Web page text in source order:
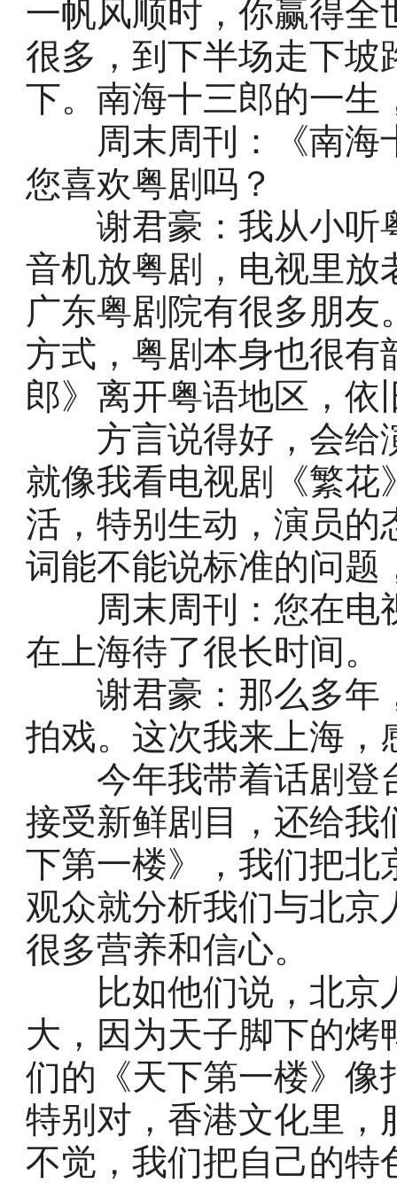
一帆风顺时，你赢得全
很多，到下半场走下坡
下。南海十三郎的一生
周末周刊：《南海
您喜欢粤剧吗？
谢君豪：我从小听
音机放粤剧，电视里放
广东粤剧院有很多朋
方式，粤剧本身也很有
郎》离开粤语地区，
方言说得好，会给
就像我看电视剧《繁花
活，特别生动，演员的
词能不能说标准的问题
周末周刊：您在电
在上海待了很长时间。
谢君豪：那么多年
拍戏。这次我来上海，
今年我带着话剧登
接受新鲜剧目，还给我
下第一楼》，我们把北
观众就分析我们与北
很多营养和信心。
比如他们说，北京
大，因为天子脚下的
们的《天下第一楼》像
特别对，香港文化里，
不觉，我们把自己的特